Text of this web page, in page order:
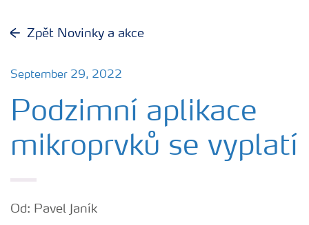
Zpět Novinky a akce
September 29, 2022
Podzimní aplikace
mikroprvků se vyplatí
Od: Pavel Janík